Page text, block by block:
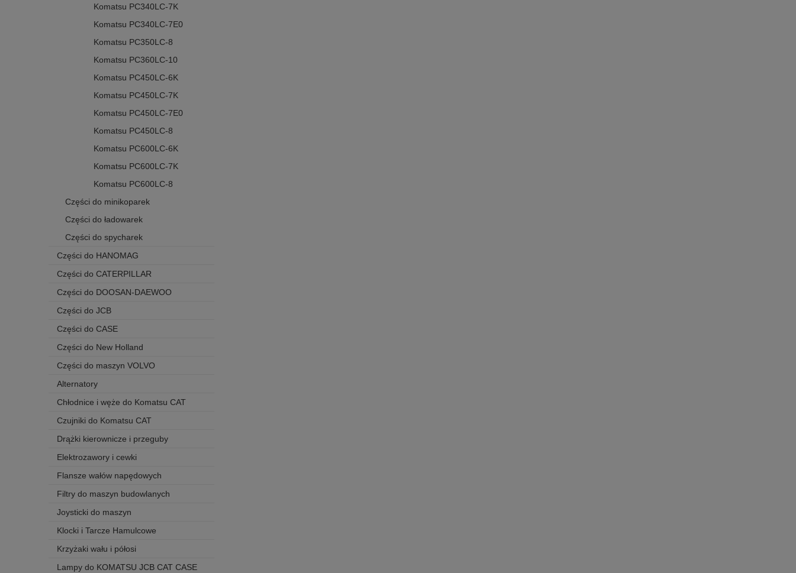
Komatsu PC340LC-7K
Komatsu PC340LC-7E0
Komatsu PC350LC-8
Komatsu PC360LC-10
Komatsu PC450LC-6K
Komatsu PC450LC-7K
Komatsu PC450LC-7E0
Komatsu PC450LC-8
Komatsu PC600LC-6K
Komatsu PC600LC-7K
Komatsu PC600LC-8
Części do minikoparek
Części do ładowarek
Części do spycharek
Części do HANOMAG
Części do CATERPILLAR
Części do DOOSAN-DAEWOO
Części do JCB
Części do CASE
Części do New Holland
Części do maszyn VOLVO
Alternatory
Chłodnice i węże do Komatsu CAT
Czujniki do Komatsu CAT
Drążki kierownicze i przeguby
Elektrozawory i cewki
Flansze wałów napędowych
Filtry do maszyn budowlanych
Joysticki do maszyn
Klocki i Tarcze Hamulcowe
Krzyżaki wału i półosi
Lampy do KOMATSU JCB CAT CASE